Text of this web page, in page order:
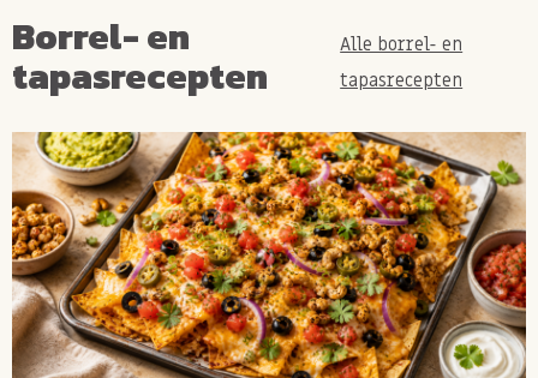
Borrel- en
tapasrecepten
Alle borrel- en
tapasrecepten